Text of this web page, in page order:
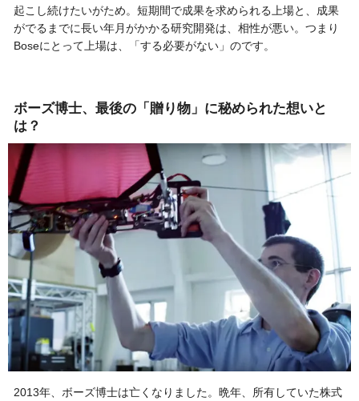
起こし続けたいがため。短期間で成果を求められる上場と、成果
がでるまでに長い年月がかかる研究開発は、相性が悪い。つまり
Boseにとって上場は、「する必要がない」のです。
ボーズ博士、最後の「贈り物」に秘められた想いと
は？
2013年、ボーズ博士は亡くなりました。晩年、所有していた株式